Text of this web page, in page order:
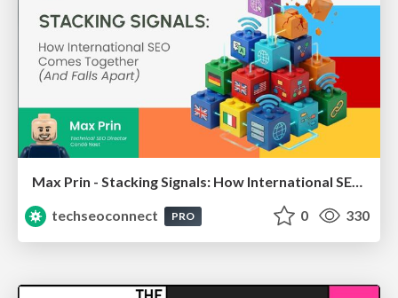
Max Prin - Stacking Signals: How International SEO Comes Together (And Falls Apart)
techseoconnect
PRO 0 330